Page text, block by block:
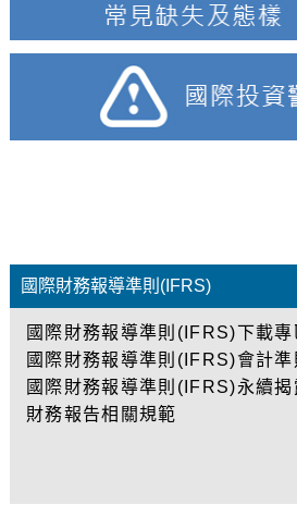
國際財務報導準則(IFRS)
國際財務報導準則(IFRS)下載專
國際財務報導準則(IFRS)會計準
國際財務報導準則(IFRS)永續
財務報告相關規範